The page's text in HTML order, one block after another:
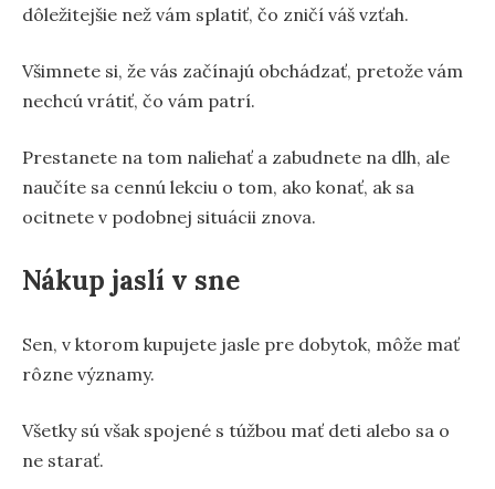
dôležitejšie než vám splatiť, čo zničí váš vzťah.
Všimnete si, že vás začínajú obchádzať, pretože vám
nechcú vrátiť, čo vám patrí.
Prestanete na tom naliehať a zabudnete na dlh, ale
naučíte sa cennú lekciu o tom, ako konať, ak sa
ocitnete v podobnej situácii znova.
Nákup jaslí v sne
Sen, v ktorom kupujete jasle pre dobytok, môže mať
rôzne významy.
Všetky sú však spojené s túžbou mať deti alebo sa o
ne starať.